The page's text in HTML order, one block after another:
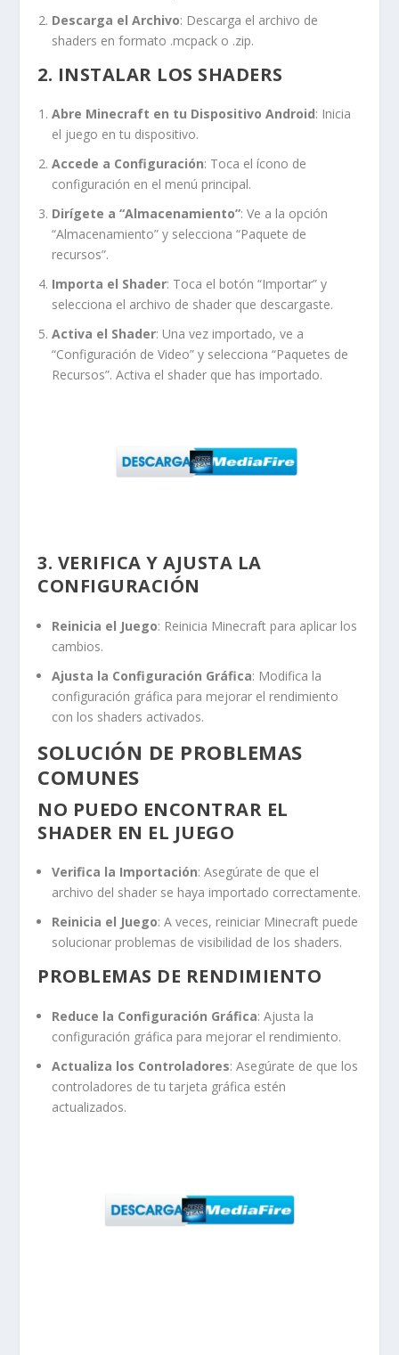
Descarga el Archivo: Descarga el archivo de
shaders en formato .mcpack o .zip.
2. INSTALAR LOS SHADERS
Abre Minecraft en tu Dispositivo Android: Inicia
el juego en tu dispositivo.
Accede a Configuración: Toca el ícono de
configuración en el menú principal.
Dirígete a “Almacenamiento”: Ve a la opción
“Almacenamiento” y selecciona “Paquete de
recursos”.
Importa el Shader: Toca el botón “Importar” y
selecciona el archivo de shader que descargaste.
Activa el Shader: Una vez importado, ve a
“Configuración de Video” y selecciona “Paquetes de
Recursos”. Activa el shader que has importado.
3. VERIFICA Y AJUSTA LA
CONFIGURACIÓN
Reinicia el Juego: Reinicia Minecraft para aplicar los
cambios.
Ajusta la Configuración Gráfica: Modifica la
configuración gráfica para mejorar el rendimiento
con los shaders activados.
SOLUCIÓN DE PROBLEMAS
COMUNES
NO PUEDO ENCONTRAR EL
SHADER EN EL JUEGO
Verifica la Importación: Asegúrate de que el
archivo del shader se haya importado correctamente.
Reinicia el Juego: A veces, reiniciar Minecraft puede
solucionar problemas de visibilidad de los shaders.
PROBLEMAS DE RENDIMIENTO
Reduce la Configuración Gráfica: Ajusta la
configuración gráfica para mejorar el rendimiento.
Actualiza los Controladores: Asegúrate de que los
controladores de tu tarjeta gráfica estén
actualizados.